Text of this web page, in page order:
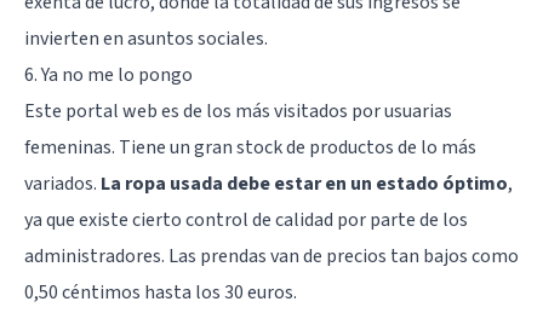
invierten en asuntos sociales.
6. Ya no me lo pongo
Este portal web es de los más visitados por usuarias
femeninas. Tiene un gran stock de productos de lo más
variados. La ropa usada debe estar en un estado óptimo,
ya que existe cierto control de calidad por parte de los
administradores. Las prendas van de precios tan bajos como
0,50 céntimos hasta los 30 euros.